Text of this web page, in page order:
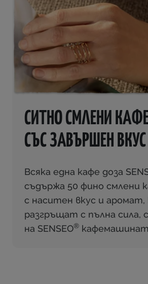
СИТНО СМЛЕНИ
СЪС ЗАВЪРШЕН ВКУС
Всяка една кафе доза
съдържа 50 фино смлени
с наситен вкус и
разгръщат с пълна сила,
на SENSEO®